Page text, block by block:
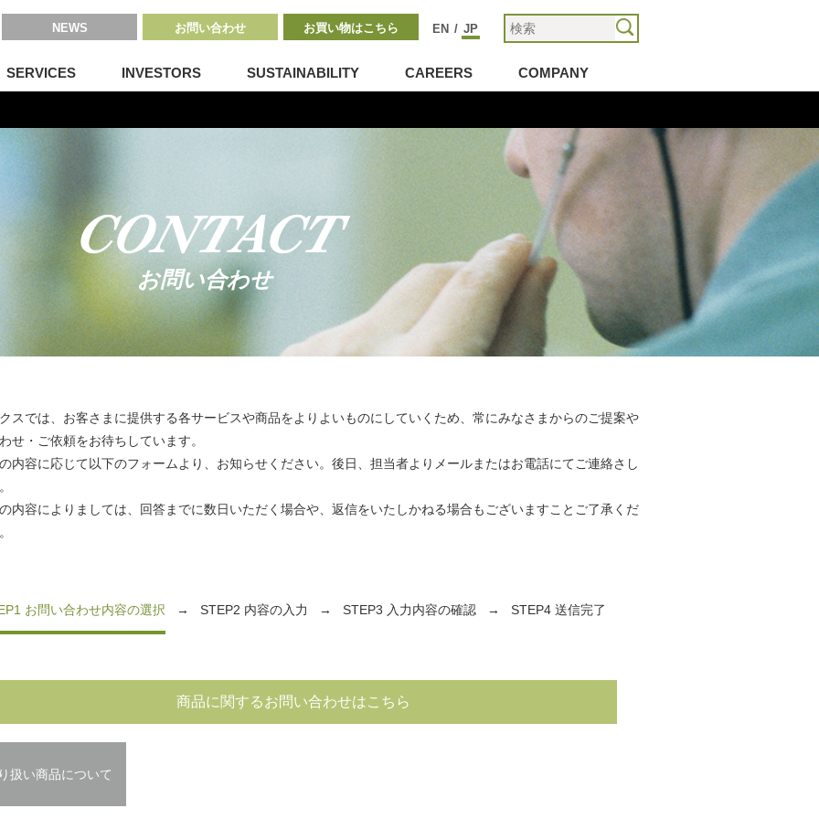
NEWS お問い合わせ お買い物はこちら EN / JP
SERVICES INVESTORS SUSTAINABILITY CAREERS COMPANY
CONTACT
お問い合わせ
スでは、お客さまに提供する各サービスや商品をよりよいものにしていくため、常にみなさまからのご提案や
せ・ご依頼をお待ちしています。
内容に応じて以下のフォームより、お知らせください。後日、担当者よりメールまたはお電話にてご連絡さし
内容によりましては、回答までに数日いただく場合や、返信をいたしかねる場合もございますことご了承くだ
お問い合わせ内容の選択 → STEP2 内容の入力 → STEP3 入力内容の確認 → STEP4 送信完了
商品に関するお問い合わせはこちら
扱い商品について